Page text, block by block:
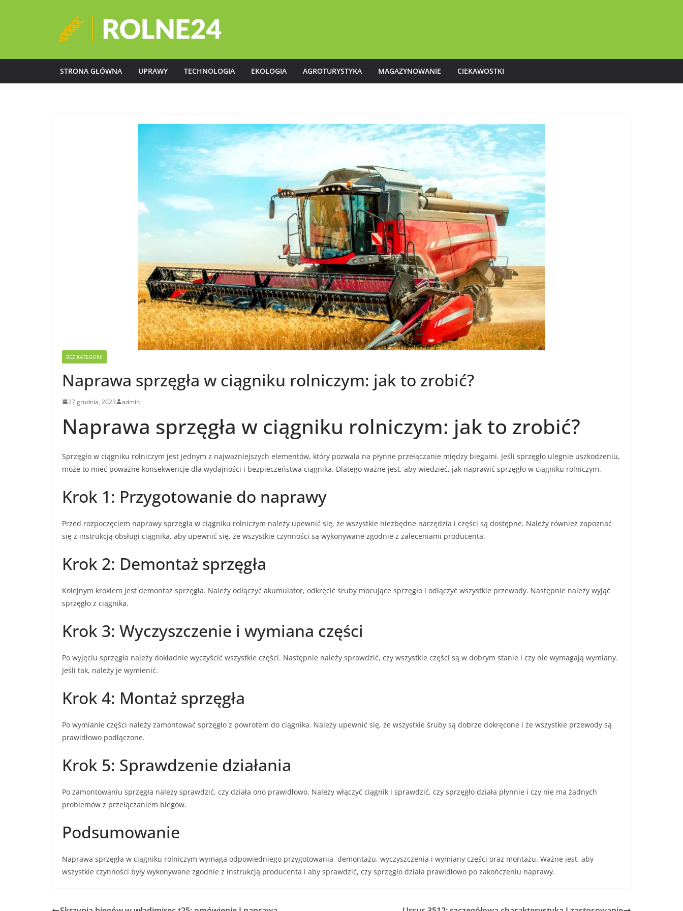
STRONA GŁÓWNA UPRAWY TECHNOLOGIA EKOLOGIA AGROTURYSTYKA MAGAZYNOWANIE CIEKAWOSTKI
BEZ KATEGORII
Naprawa sprzęgła w ciągniku rolniczym: jak to zrobić?
27 grudnia, 2023 admin
Naprawa sprzęgła w ciągniku rolniczym: jak to zrobić?
Sprzęgło w ciągniku rolniczym jest jednym z najważniejszych elementów, który pozwala na płynne przełączanie między biegami. Jeśli sprzęgło ulegnie uszkodzeniu,
może to mieć poważne konsekwencje dla wydajności i bezpieczeństwa ciągnika. Dlatego ważne jest, aby wiedzieć, jak naprawić sprzęgło w ciągniku rolniczym.
Krok 1: Przygotowanie do naprawy
Przed rozpoczęciem naprawy sprzęgła w ciągniku rolniczym należy upewnić się, że wszystkie niezbędne narzędzia i części są dostępne. Należy również zapoznać
się z instrukcją obsługi ciągnika, aby upewnić się, że wszystkie czynności są wykonywane zgodnie z zaleceniami producenta.
Krok 2: Demontaż sprzęgła
Kolejnym krokiem jest demontaż sprzęgła. Należy odłączyć akumulator, odkręcić śruby mocujące sprzęgło i odłączyć wszystkie przewody. Następnie należy wyjąć
sprzęgło z ciągnika.
Krok 3: Wyczyszczenie i wymiana części
Po wyjęciu sprzęgła należy dokładnie wyczyścić wszystkie części. Następnie należy sprawdzić, czy wszystkie części są w dobrym stanie i czy nie wymagają wymiany.
Jeśli tak, należy je wymienić.
Krok 4: Montaż sprzęgła
Po wymianie części należy zamontować sprzęgło z powrotem do ciągnika. Należy upewnić się, że wszystkie śruby są dobrze dokręcone i że wszystkie przewody są
prawidłowo podłączone.
Krok 5: Sprawdzenie działania
Po zamontowaniu sprzęgła należy sprawdzić, czy działa ono prawidłowo. Należy włączyć ciągnik i sprawdzić, czy sprzęgło działa płynnie i czy nie ma żadnych
problemów z przełączaniem biegów.
Podsumowanie
Naprawa sprzęgła w ciągniku rolniczym wymaga odpowiedniego przygotowania, demontażu, wyczyszczenia i wymiany części oraz montażu. Ważne jest, aby
wszystkie czynności były wykonywane zgodnie z instrukcją producenta i aby sprawdzić, czy sprzęgło działa prawidłowo po zakończeniu naprawy.